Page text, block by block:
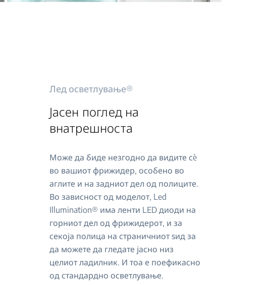
Лед осветлување®
Јасен поглед на
внатрешноста
Може да биде незгодно да видите сè
во вашиот фрижидер, особено во
аглите и на задниот дел од полиците.
Во зависност од моделот, Led
Illumination® има ленти LED диоди на
горниот дел од фрижидерот, и за
секоја полица на страничниот ѕид за
да можете да гледате јасно низ
целиот ладилник. И тоа е поефикасно
од стандардно осветлување.